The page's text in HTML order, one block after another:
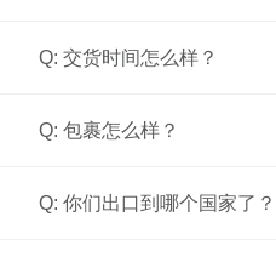
Q: 交货时间怎么样？
Q: 包裹怎么样？
Q: 你们出口到哪个国家了？